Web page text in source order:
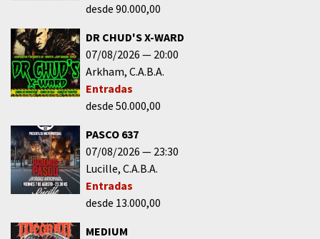
desde 90.000,00
DR CHUD'S X-WARD
07/08/2026
20:00
Arkham C.A.B.A.
Entradas
desde 50.000,00
PASCO 637
07/08/2026
23:30
Lucille C.A.B.A.
Entradas
desde 13.000,00
MEDIUM